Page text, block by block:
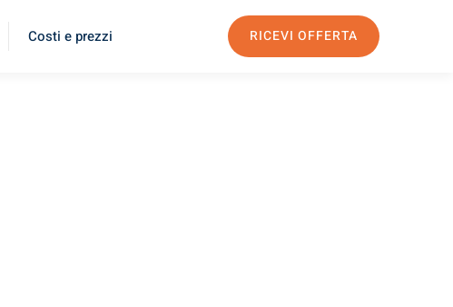
Costi e prezzi RICEVI OFFERTA